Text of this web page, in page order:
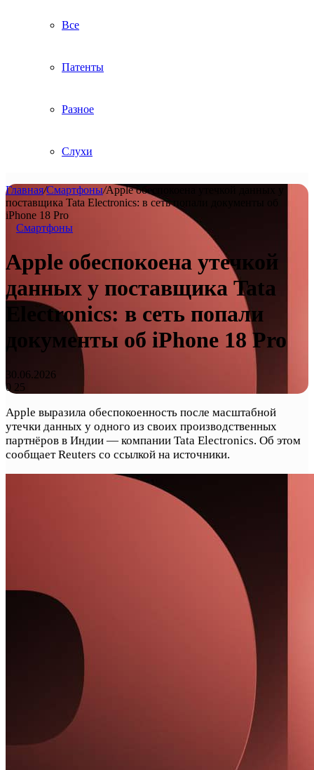
Все
Патенты
Разное
Слухи
Главная/Смартфоны/Apple обеспокоена утечкой данных у
поставщика Tata Electronics: в сеть попали документы об
iPhone 18 Pro
Смартфоны
Apple обеспокоена утечкой
данных у поставщика Tata
Electronics: в сеть попали
документы об iPhone 18 Pro
30.06.2026
0 25
Apple выразила обеспокоенность после масштабной
утечки данных у одного из своих производственных
партнёров в Индии — компании Tata Electronics. Об этом
сообщает Reuters со ссылкой на источники.